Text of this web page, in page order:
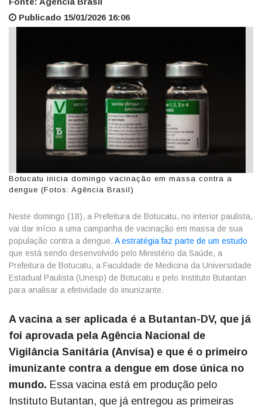
Publicado 15/01/2026 16:06
Botucatu inicia domingo vacinação em massa contra a
dengue (Fotos: Agência Brasil)
Neste domingo (18), a Prefeitura de Botucatu, no interior paulista,
vai dar início a uma campanha de vacinação em massa de sua
população contra a dengue. A estratégia faz parte de um estudo
que está sendo desenvolvido pelo Ministério da Saúde, a
Prefeitura de Botucatu, a Faculdade de Medicina da Universidade
Estadual Paulista (Unesp) de Botucatu e pelo Instituto Butantan
para analisar a efetividade do imunizante.
A vacina a ser aplicada é a Butantan-DV, que já
foi aprovada pela Agência Nacional de
Vigilância Sanitária (Anvisa) e que é o primeiro
imunizante contra a dengue em dose única no
mundo. Essa vacina está em produção pelo
Instituto Butantan, que já entregou as primeiras